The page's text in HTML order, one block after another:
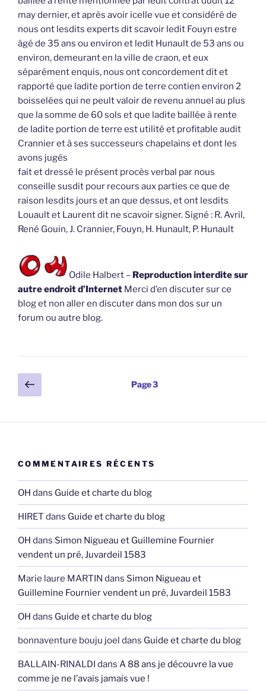
may dernier, et après avoir icelle vue et considéré de
nous ont lesdits experts dit scavoir ledit Fouyn estre
âgé de 35 ans ou environ et ledit Hunault de 53 ans ou
environ, demeurant en la ville de craon, et eux
séparément enquis, nous ont concordement dit et
rapporté que ladite portion de terre contien environ 2
boisselées qui ne peult valoir de revenu annuel au plus
que la somme de 60 sols et que ladite baillée à rente
de ladite portion de terre est utilité et profitable audit
Crannier et à ses successeurs chapelains et dont les
avons jugés
fait et dressé le présent procès verbal par nous
conseille susdit pour recours aux parties ce que de
raison lesdits jours et an que dessus, et ont lesdits
Louault et Laurent dit ne scavoir signer. Signé : R. Avril,
René Gouin, J. Crannier, Fouyn, H. Hunault, P. Hunault
Odile Halbert – Reproduction interdite sur
autre endroit d’Internet Merci d’en discuter sur ce
blog et non aller en discuter dans mon dos sur un
forum ou autre blog.
Pagination
des
Page
précédente
Page3
COMMENTAIRES RÉCENTS
OH dans Guide et charte du blog
HIRET dans Guide et charte du blog
OH dans Simon Nigueau et Guillemine Fournier
vendent un pré, Juvardeil 1583
Marie laure MARTIN dans Simon Nigueau et
Guillemine Fournier vendent un pré, Juvardeil 1583
OH dans Guide et charte du blog
bonnaventure bouju joel dans Guide et charte du blog
BALLAIN-RINALDI dans A 88 ans je découvre la vue
comme je ne l’avais jamais vue !